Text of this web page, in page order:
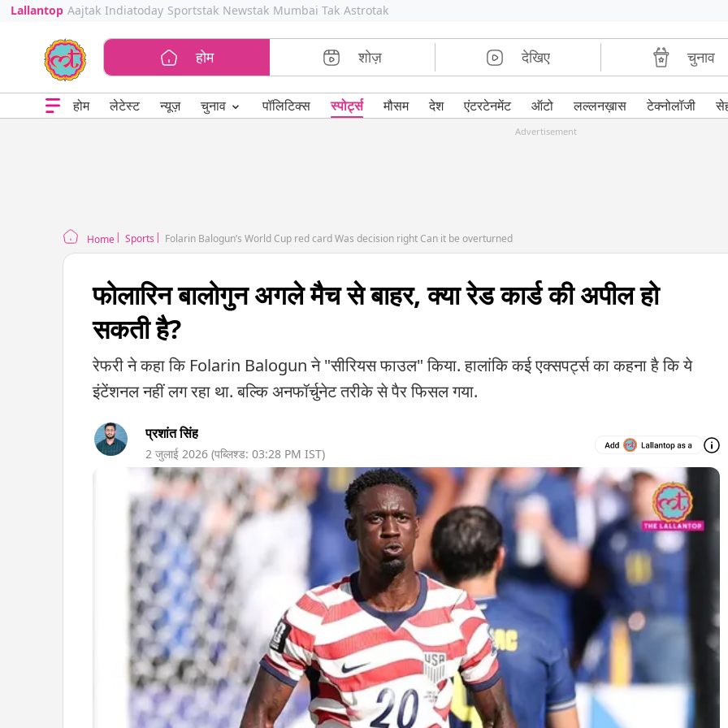
Lallantop Aajtak Indiatoday Sportstak Newstak Mumbai Tak Astrotak
होम शोज़ देखिए चुनाव
होम लेटेस्ट न्यूज़ चुनाव ⌄ पॉलिटिक्स स्पोर्ट्स मौसम देश एंटरटेनमेंट ऑटो लल्लनख़ास टेक्नोलॉजी
Advertisement
Home Sports Folarin Balogun’s World Cup red card Was decision right Can it be overturned
फोलारिन बालोगुन अगले मैच से बाहर, क्या रेड कार्ड की अपील हो
सकती है?
रेफरी ने कहा कि Folarin Balogun ने "सीरियस फाउल" किया. हालांकि कई एक्सपर्ट्स का कहना है कि ये
इंटेंशनल नहीं लग रहा था. बल्कि अनफॉर्चुनेट तरीके से पैर फिसल गया.
प्रशांत सिंह
2 जुलाई 2026 (पब्लिश्ड: 03:28 PM IST)